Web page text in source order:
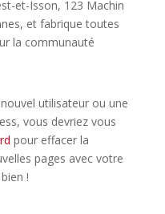
et-Isson, 123 Machin
et fabrique toutes
la communauté
utilisateur ou une
vous devriez vous
pour effacer la
pages avec votre
!